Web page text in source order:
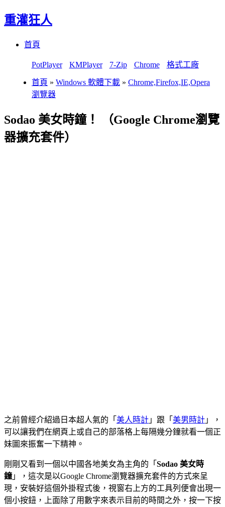
重灌狂人
首頁
PotPlayer KMPlayer 7-Zip Chrome 格式工廠
首頁 » Windows 軟體下載 » Chrome,Firefox,IE,Opera
瀏覽器
Sodao 美女時鐘！ （Google Chrome瀏覽
器擴充套件）
之前曾經介紹過日本超人氣的「 美人時計 」跟「 美男時計 」，
可以讓我們在網頁上或自己的部落格上每隔幾分鐘就看一個正
妹圖來振奮一下精神。
剛剛又看到一個以中國各地美女為主角的「 Sodao 美女時
鐘」，這次是以Google Chrome瀏覽器擴充套件的方式來呈
現，安裝好這個外掛程式後，視窗右上方的工具列便會出現一
個小按鈕，上面除了用數字來表示目前的時間之外，按一下按